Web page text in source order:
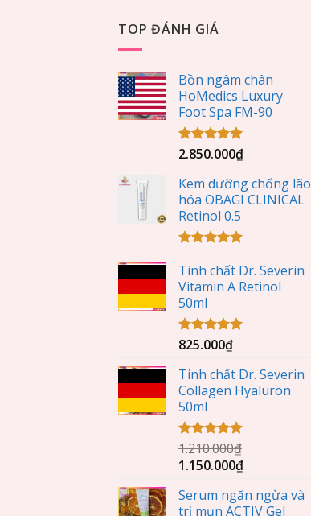
TOP ĐÁNH GIÁ
Bồn ngâm chân
HoMedics Luxury
Foot Spa FM-90
Được xếp
5 sao
2.850.000₫
Kem dưỡng chống lão
hóa OBAGI CLINICAL
Retinol 0.5
hạng 5.00
5 sao
Tinh chất Dr. Severin
Vitamin A Retinol
50ml
Được xếp
5.00
5 sao
825.000₫
Tinh chất Dr. Severin
Collagen Hyaluron
50ml
Được xếp
hạng5.00
5 sao
1.210.000₫
1.150.000₫
Serum ngăn ngừa và
trị mụn ACTIV Gel